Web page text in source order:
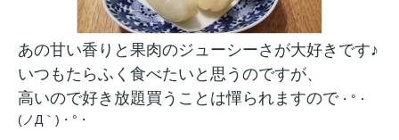
あの甘い香りと果肉のジューシーさが大好きです♪
いつもたらふく食べたいと思うのですが、
高いので好き放題買うことは憚られますので・°・
(ノД｀)・°・